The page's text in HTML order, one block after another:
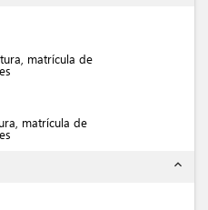
matrícula de
matrícula de
expand_less